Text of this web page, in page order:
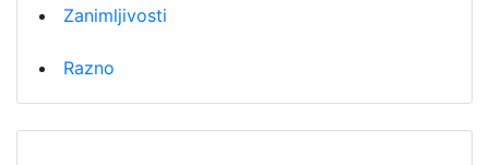
Zanimljivosti
Razno